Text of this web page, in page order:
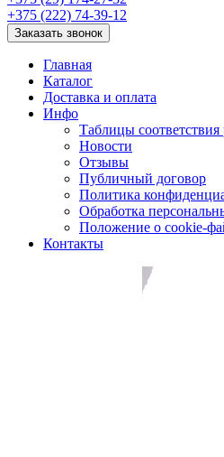
+375 (222) 74-39-12
Заказать звонок
Главная
Каталог
Доставка и оплата
Инфо
Таблицы соответствия
Новости
Отзывы
Публичный договор
Политика
Обработка
Положение о cookie-
Контакты